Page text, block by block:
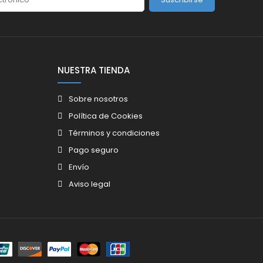
NUESTRA TIENDA
Sobre nosotros
Política de Cookies
Términos y condiciones
Pago seguro
Envío
Aviso legal